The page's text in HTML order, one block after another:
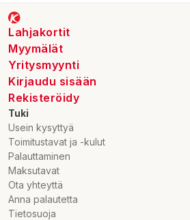
Lahjakortit
Myymälät
Yritysmyynti
Kirjaudu sisään
Rekisteröidy
Tuki
Usein kysyttyä
Toimitustavat ja -kulut
Palauttaminen
Maksutavat
Ota yhteyttä
Anna palautetta
Tietosuoja